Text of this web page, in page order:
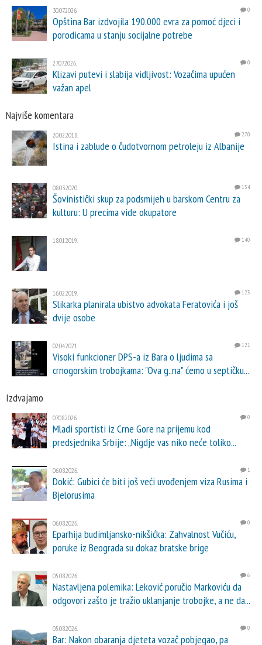
30.07.2026. 0
Opština Bar izdvojila 190.000 evra za pomoć djeci i
porodicama u stanju socijalne potrebe
27.07.2026. 0
Klizavi putevi i slabija vidljivost: Vozačima upućen
važan apel
Najviše komentara
20.02.2018. 270
Istina i zablude o čudotvornom petroleju iz Albanije
08.03.2020. 154
Šovinistički skup za podsmijeh u barskom Centru za
kulturu: U precima vide okupatore
18.01.2019. 140
16.02.2019. 123
Slikarka planirala ubistvo advokata Feratovića i još
dvije osobe
02.04.2021. 121
Visoki funkcioner DPS-a iz Bara o ljudima sa
crnogorskim trobojkama: "Ova g..na" ćemo u septičku...
Izdvajamo
07.08.2026. 0
Mladi sportisti iz Crne Gore na prijemu kod
predsjednika Srbije: „Nigdje vas niko neće toliko...
06.08.2026. 1
Dokić: Gubici će biti još veći uvođenjem viza Rusima i
Bjelorusima
06.08.2026. 0
Eparhija budimljansko-nikšićka: Zahvalnost Vučiću,
poruke iz Beograda su dokaz bratske brige
05.08.2026. 6
Nastavljena polemika: Leković poručio Markoviću da
odgovori zašto je tražio uklanjanje trobojke, a ne da...
05.08.2026. 0
Bar: Nakon obaranja djeteta vozač pobjegao, pa